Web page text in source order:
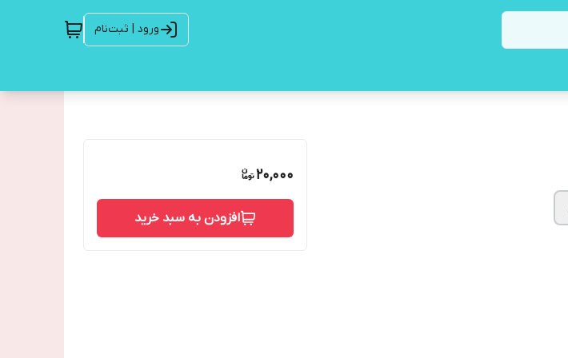
ورود | ثبت‌نام
20,000
افزودن به سبد خرید